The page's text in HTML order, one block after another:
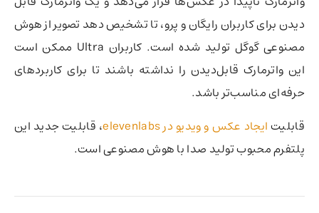
دیدن برای کاربران رایگان و پرو، تا تشخیص دهد تصویر از هوش
مصنوعی گوگل تولید شده است. کاربران Ultra ممکن است
این واترمارک قابل‌دیدن را نداشته باشند تا برای کاربردهای
حرفه‌ای مناسب‌تر باشد.
قابلیتایجاد عکس و ویدیو در elevenlabs
، قابلیت جدید این
پلتفرم محبوب تولید صدا با هوش مصنوعی است.